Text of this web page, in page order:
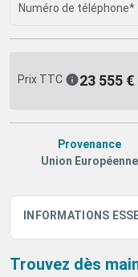
Prix TTC 23 555 €
Provenance
Union Européenne
INFORMATIONS
Trouvez dès